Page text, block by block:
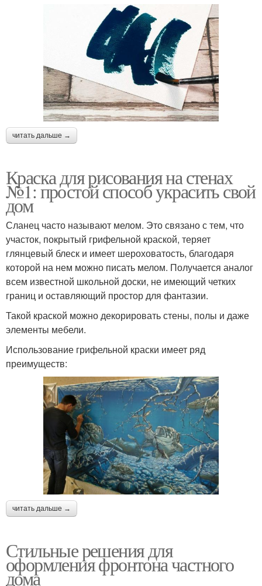
читать дальше →
Краска для рисования на стенах
№1: простой способ украсить свой
дом
Сланец часто называют мелом. Это связано с тем, что
участок, покрытый грифельной краской, теряет
глянцевый блеск и имеет шероховатость, благодаря
которой на нем можно писать мелом. Получается аналог
всем известной школьной доски, не имеющий четких
границ и оставляющий простор для фантазии.
Такой краской можно декорировать стены, полы и даже
элементы мебели.
Использование грифельной краски имеет ряд
преимуществ:
читать дальше →
Стильные решения для
оформления фронтона частного
дома